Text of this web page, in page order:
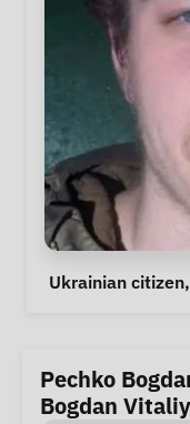
Personal
Special
Ukrainian citizen,
Pechko
Bogdan